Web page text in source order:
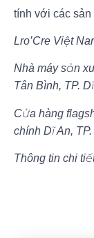
tính với các sản
Lro’Cre Việt
Nhà máy sản
Tân Bình, TP.
Cửa hàng
chính Dĩ An,
Thông tin chi